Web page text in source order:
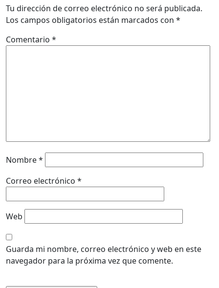
Tu dirección de correo electrónico no será publicada.
Los campos obligatorios están marcados con *
Comentario *
Nombre*
Correo electrónico *
Web
Guarda mi nombre, correo electrónico y web en este
navegador para la próxima vez que comente.